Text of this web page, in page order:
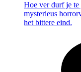
Hoe ver durf je te
mysterieus
het bittere eind.